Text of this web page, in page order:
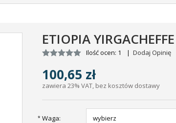
ETIOPIA YIRGACHEFFE
Ilość ocen: 1 | Dodaj Opinię
100,65 zł
zawiera 23% VAT, bez kosztów dostawy
* Waga: